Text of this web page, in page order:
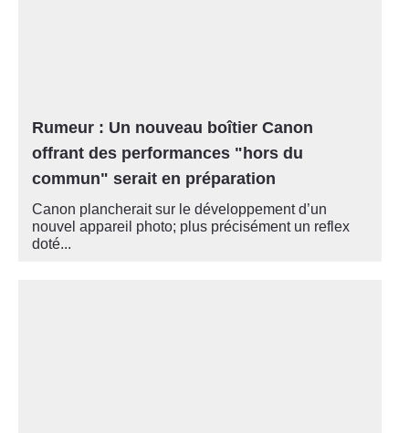
Rumeur : Un nouveau boîtier Canon
offrant des performances "hors du
commun" serait en préparation
Canon plancherait sur le développement d’un
nouvel appareil photo; plus précisément un reflex
doté...